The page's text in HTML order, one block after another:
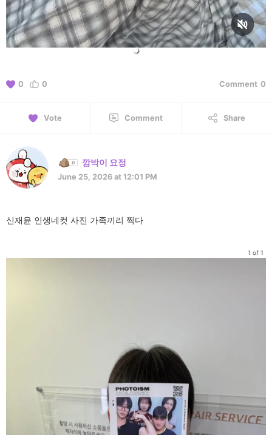
0 0 Comment 0
Vote Comment Share
깜박이 요정
June 25, 2026 at 12:01 PM
신재윤 인생네컷 사진 가족끼리 찍다
1 of 1